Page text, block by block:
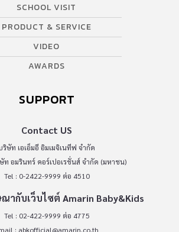
SCHOOL VISIT
PRODUCT & SERVICE
VIDEO
AWARDS
SUPPORT
Contact US
ริษัท เอเอ็มอี อิมเมจิเนทีฟ จำกัด
ท อมรินทร์ คอร์เปอเรชั่นส์ จำกัด (มหาชน)
Tel : 0-2422-9999 ต่อ 4510
ากับเว็บไซต์ Amarin Baby&Kids
Tel : 02-422-9999 ต่อ 4775
: abkofficial@amarin.co.th